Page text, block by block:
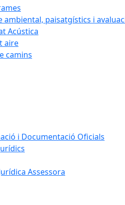
ambiental, paisatgístics i
Acústica
aire
camins
i Documentació Oficials
Assessora